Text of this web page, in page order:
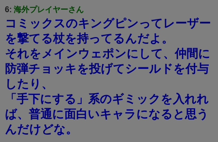
6: 海外プレイヤーさん
コミックスのキングピンってレーザー
を撃てる杖を持ってるんだよ。
それをメインウェポンにして、仲間に
防弾チョッキを投げてシールドを付与
したり、
「手下にする」系のギミックを入れれ
ば、普通に面白いキャラになると思う
んだけどな。